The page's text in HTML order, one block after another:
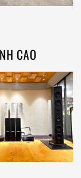
CAO